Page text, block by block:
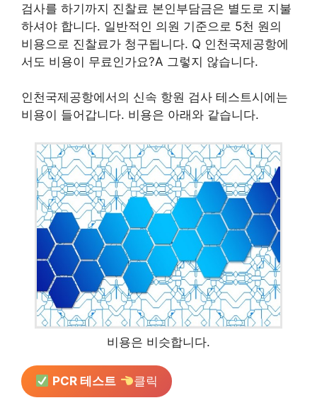
검사를 하기까지 진찰료 본인부담금은 별도로 지불
하셔야 합니다. 일반적인 의원 기준으로 5천 원의
비용으로 진찰료가 청구됩니다. Q 인천국제공항에
서도 비용이 무료인가요?A 그렇지 않습니다.
인천국제공항에서의 신속 항원 검사 테스트시에는
비용이 들어갑니다. 비용은 아래와 같습니다.
비용은 비슷합니다.
PCR 테스트 클릭